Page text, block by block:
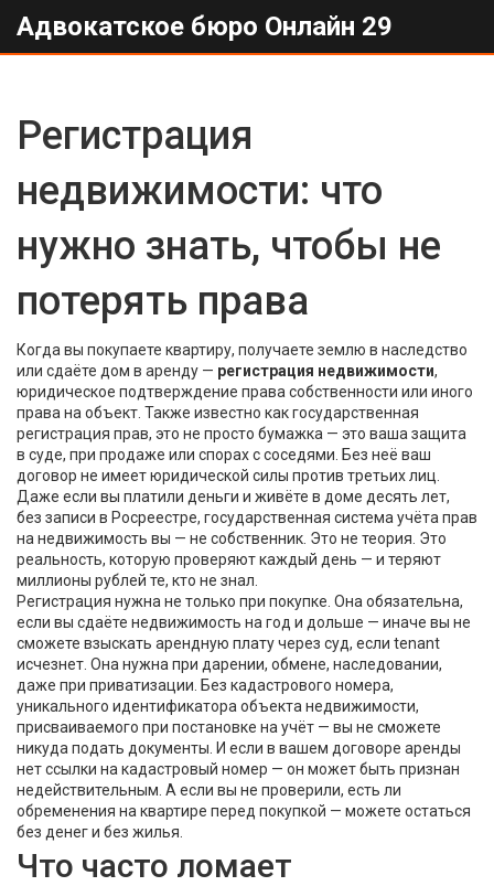
Адвокатское бюро Онлайн 29
Регистрация
недвижимости: что
нужно знать, чтобы не
потерять права
Когда вы покупаете квартиру, получаете землю в наследство
или сдаёте дом в аренду — регистрация недвижимости,
юридическое подтверждение права собственности или иного
права на объект . Также известно какгосударственная
регистрация прав, это не просто бумажка — это ваша защита
в суде, при продаже или спорах с соседями. Без неё ваш
договор не имеет юридической силы против третьих лиц.
Даже если вы платили деньги и живёте в доме десять лет,
без записи в Росреестре, государственная система учёта прав
на недвижимость вы — не собственник. Это не теория. Это
реальность, которую проверяют каждый день — и теряют
миллионы рублей те, кто не знал.
Регистрация нужна не только при покупке. Она обязательна,
если вы сдаёте недвижимость на год и дольше — иначе вы не
сможете взыскать арендную плату через суд, если tenant
исчезнет. Она нужна при дарении, обмене, наследовании,
даже при приватизации. Без кадастрового номера,
уникального идентификатора объекта недвижимости,
присваиваемого при постановке на учёт — вы не сможете
никуда подать документы. И если в вашем договоре аренды
нет ссылки на кадастровый номер — он может быть признан
недействительным. А если вы не проверили, есть ли
обременения на квартире перед покупкой — можете остаться
без денег и без жилья.
Что часто ломает